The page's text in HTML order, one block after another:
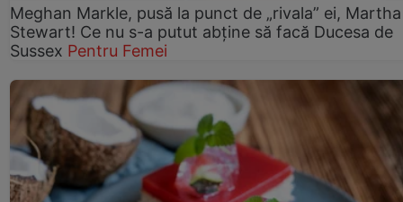
Meghan Markle, pusă la punct de „rivala” ei, Martha
Stewart! Ce nu s-a putut abține să facă Ducesa de
Sussex Pentru Femei